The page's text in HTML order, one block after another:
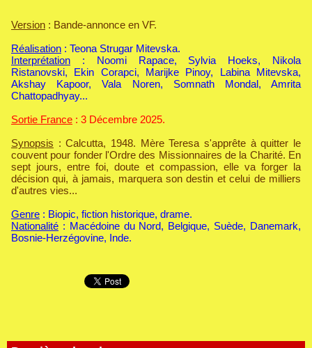
Version : Bande-annonce en VF.
Réalisation : Teona Strugar Mitevska.
Interprétation : Noomi Rapace, Sylvia Hoeks, Nikola
Ristanovski, Ekin Corapci, Marijke Pinoy, Labina Mitevska,
Akshay Kapoor, Vala Noren, Somnath Mondal, Amrita
Chattopadhyay...
Sortie France : 3 Décembre 2025.
Synopsis : Calcutta, 1948. Mère Teresa s'apprête à quitter le
couvent pour fonder l'Ordre des Missionnaires de la Charité. En
sept jours, entre foi, doute et compassion, elle va forger la
décision qui, à jamais, marquera son destin et celui de milliers
d'autres vies...
Genre : Biopic, fiction historique, drame.
Nationalité : Macédoine du Nord, Belgique, Suède, Danemark,
Bosnie-Herzégovine, Inde.